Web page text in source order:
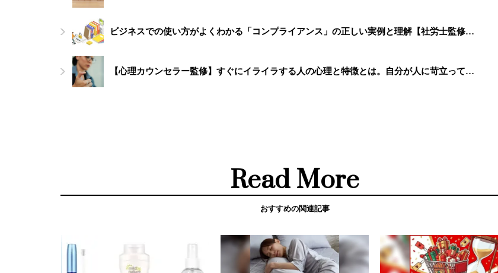
ビジネスでの使い方がよくわかる「コンプライアンス」の正しい実例と理解【社労士監修…
【心理カウンセラー監修】すぐにイライラする人の心理と特徴とは。自分が人に苛立って…
Read More
おすすめの関連記事